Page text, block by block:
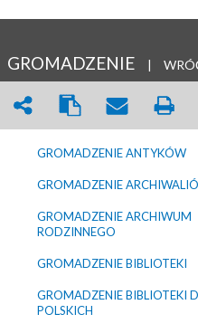
GROMADZENIE |
GROMADZENIE ANTYKÓW
GROMADZENIE
GROMADZENIE ARCHIWUM
RODZINNEGO
GROMADZENIE BIBLIOTEKI
GROMADZENIE BIBLIOTEKI
POLSKICH